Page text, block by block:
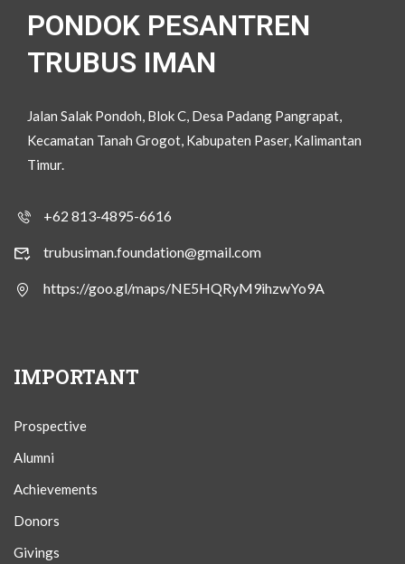
PONDOK PESANTREN
TRUBUS IMAN
Jalan Salak Pondoh, Blok C, Desa Padang Pangrapat,
Kecamatan Tanah Grogot, Kabupaten Paser, Kalimantan
Timur.
+62 813-4895-6616
trubusiman.foundation@gmail.com
https://goo.gl/maps/NE5HQRyM9ihzwYo9A
IMPORTANT
Prospective
Alumni
Achievements
Donors
Givings